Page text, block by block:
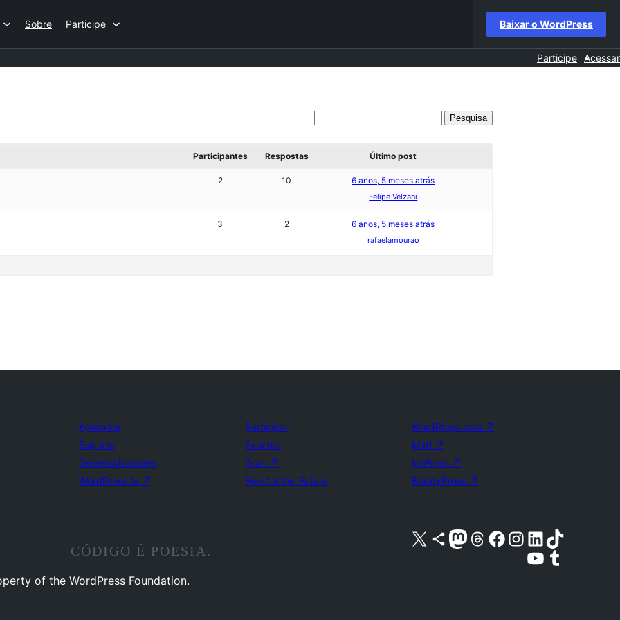
Sobre Participe Baixar o WordPress
Participe Acessar
Participantes Respostas Último post
2 10 6 anos, 5 meses atrás
Felipe Velzani
3 2 6 anos, 5 meses atrás
rafaelamourao
Aprender
Suporte
Desenvolvedores
WordPress.tv ↗
Participar
Eventos
Doar ↗
Five for the Future
WordPress.com ↗
Matt ↗
bbPress ↗
BuddyPress ↗
Acessar nossa conta do X (antigo Twitter)
Acessar nossa conta do Bluesky
Acessar nossa conta do Mastodon
Acessar nossa conta do Threads
Acessar nossa página do Facebook
Acessar nossa conta do Instagram
Acessar nossa conta do LinkedIn
Acessar nossa conta do TikTok
Acessar nosso canal do YouTube
Acessar nossa conta no Tumblr
CÓDIGO É POESIA.
of the WordPress Foundation.